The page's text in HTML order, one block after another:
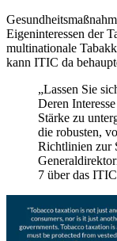
Eigeninteressen der
multinationale
kann ITIC da
„Lassen Sie
Deren
Stärke zu
die robusten,
Richtlinien zur
7 über das ITIC